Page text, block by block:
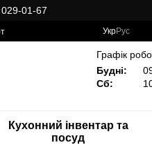
01-67
УкрРус
Графік
Будні:
Сб:
Кухонний інвентар та
посуд